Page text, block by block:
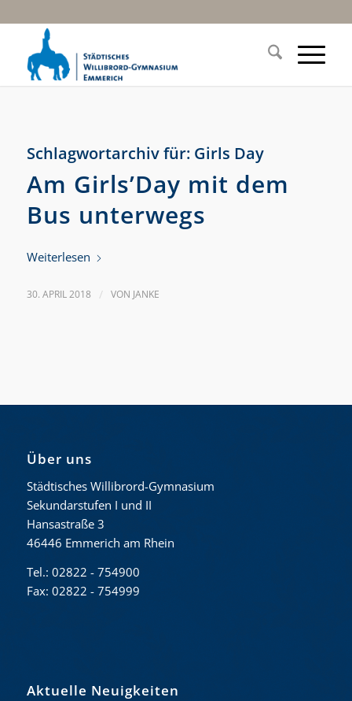
Schlagwortarchiv für: Girls Day
Am Girls’Day mit dem
Bus unterwegs
Weiterlesen
30. APRIL 2018 / VON JANKE
Über uns
Städtisches Willibrord-Gymnasium
Sekundarstufen I und II
Hansastraße 3
46446 Emmerich am Rhein
Tel.: 02822 - 754900
Fax: 02822 - 754999
Aktuelle Neuigkeiten